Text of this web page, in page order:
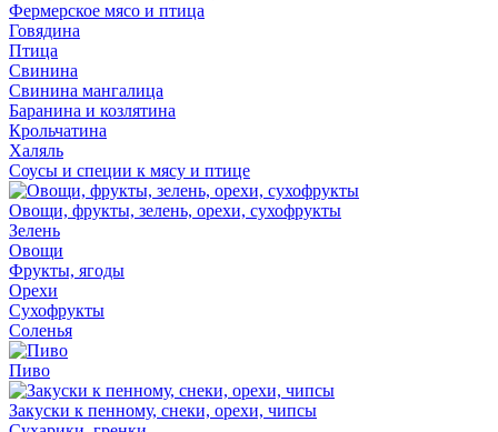
Фермерское мясо и птица
Говядина
Птица
Свинина
Свинина мангалица
Баранина и козлятина
Крольчатина
Халяль
Соусы и специи к мясу и птице
Овощи, фрукты, зелень, орехи, сухофрукты
Зелень
Овощи
Фрукты, ягоды
Орехи
Сухофрукты
Соленья
Пиво
Закуски к пенному, снеки, орехи, чипсы